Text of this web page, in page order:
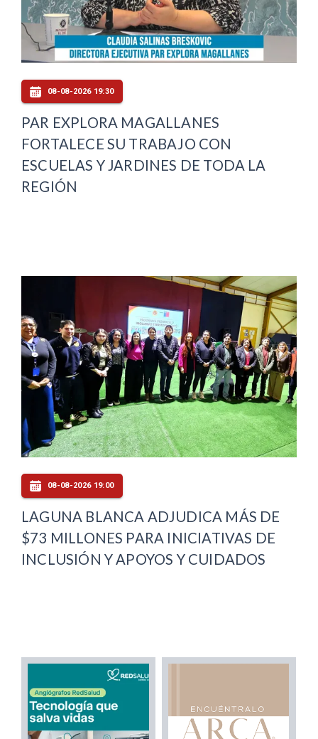
08-08-2026 19:30
PAR EXPLORA MAGALLANES
FORTALECE SU TRABAJO CON
ESCUELAS Y JARDINES DE TODA LA
REGIÓN
08-08-2026 19:00
LAGUNA BLANCA ADJUDICA MÁS DE
$73 MILLONES PARA INICIATIVAS DE
INCLUSIÓN Y APOYOS Y CUIDADOS